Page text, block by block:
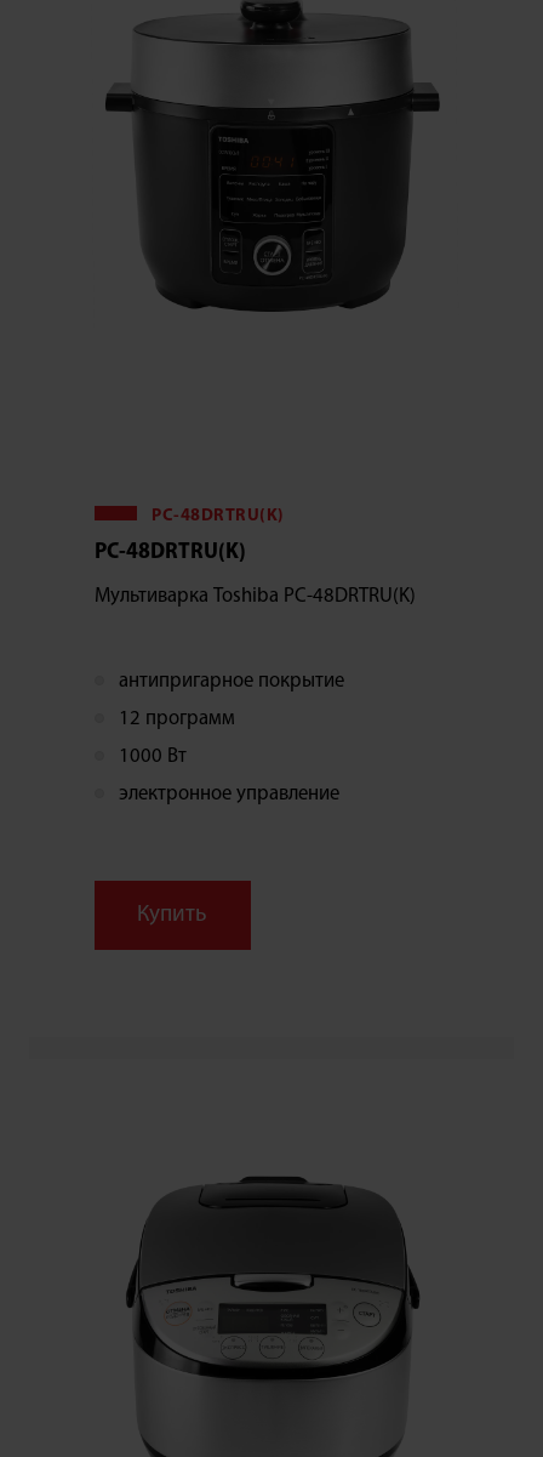
PC-48DRTRU(K)
PC-48DRTRU(K)
Мультиварка Toshiba PC-48DRTRU(K)
антипригарное покрытие
12 программ
1000 Вт
электронное управление
Купить